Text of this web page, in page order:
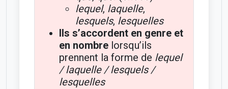
lequel, laquelle,
lesquels, lesquelles
Ils s’accordent en genre et
en nombrelorsqu’ils
prennent la forme de lequel
/ laquelle / lesquels /
lesquelles